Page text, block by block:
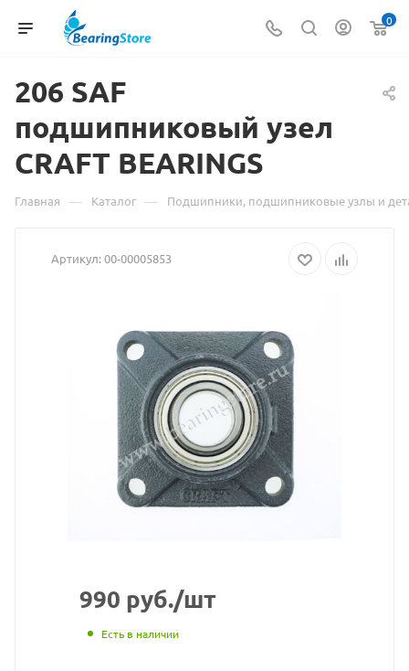
0
206 Материал
о
товаре
206
подшипниковый
CRAFT
BEARINGS
взят
сайта
https://bearingstore.ru
https://
без
разрешения
SAF
подшипниковый узел
CRAFT BEARINGS
Главная — Каталог — Подшипники, подшипниковые узлы и
Артикул:00-00005853
990 руб./шт
Есть в наличии